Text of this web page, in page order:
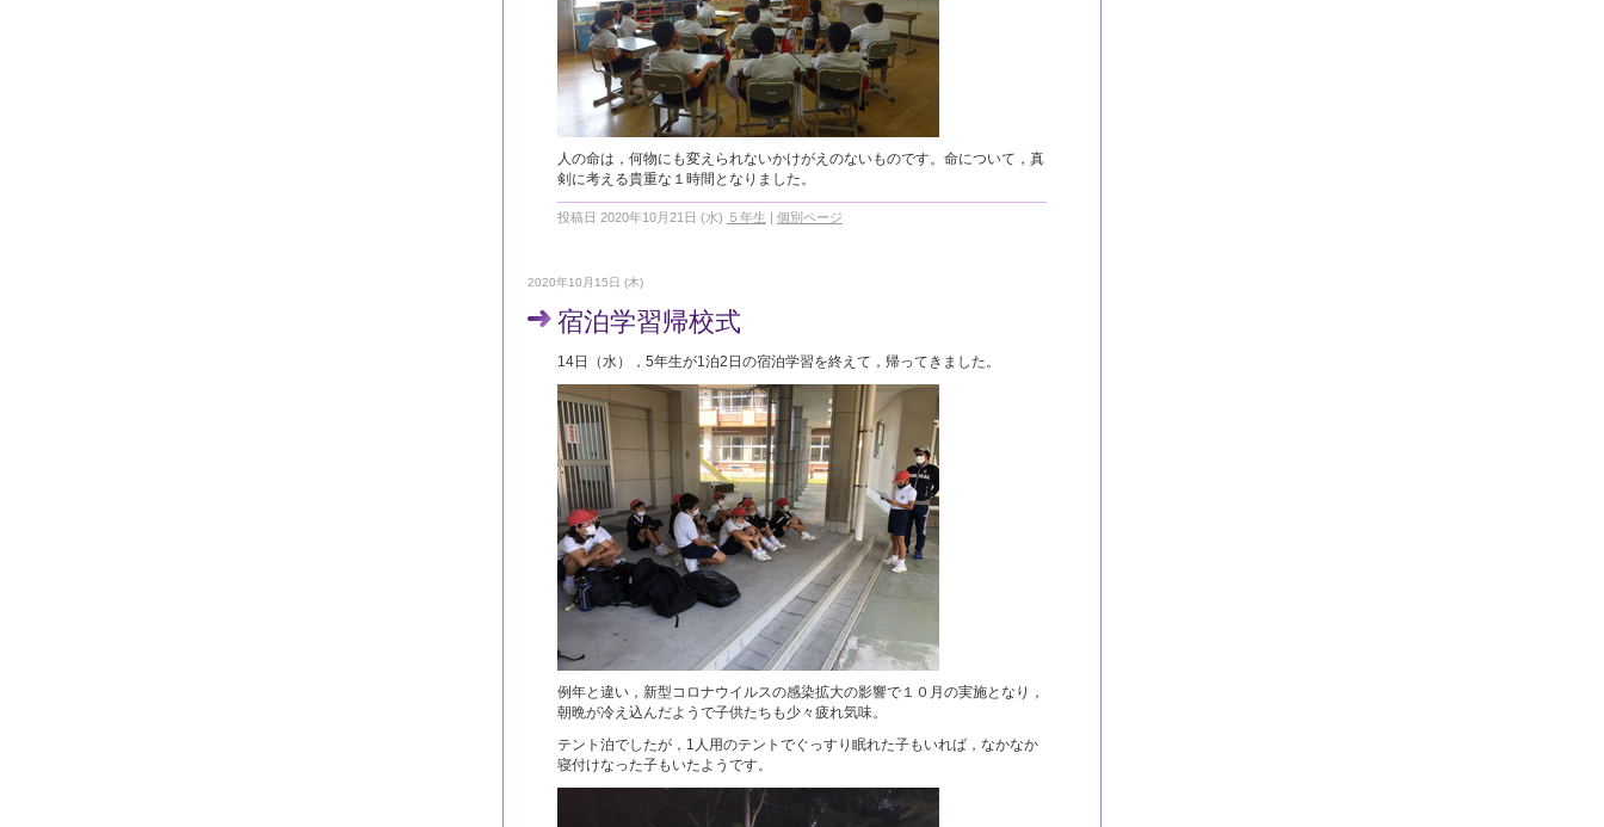
人の命は，何物にも変えられないかけがえのないものです。命について，真
剣に考える貴重な１時間となりました。
投稿日 2020年10月21日 (水) ５年生 | 個別ページ
2020年10月15日 (木)
宿泊学習帰校式
14日（水），5年生が1泊2日の宿泊学習を終えて，帰ってきました。
例年と違い，新型コロナウイルスの感染拡大の影響で１０月の実施となり，
朝晩が冷え込んだようで子供たちも少々疲れ気味。
テント泊でしたが，1人用のテントでぐっすり眠れた子もいれば，なかなか
寝付けなった子もいたようです。